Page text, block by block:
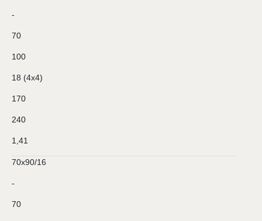
-
70
100
18 (4х4)
170
240
1,41
70х90/16
-
70